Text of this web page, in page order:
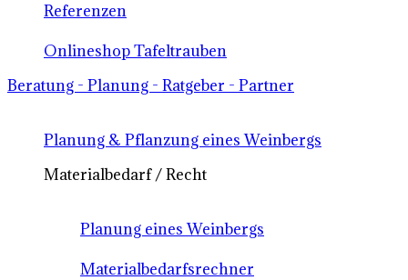
Referenzen
Onlineshop Tafeltrauben
Beratung - Planung - Ratgeber - Partner
Planung & Pflanzung eines Weinbergs
Materialbedarf / Recht
Planung eines Weinbergs
Materialbedarfsrechner